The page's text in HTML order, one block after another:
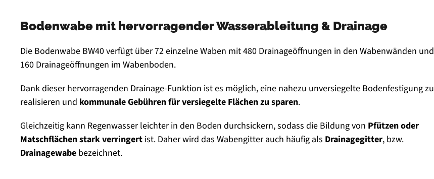
Bodenwabe mit hervorragender Wasserableitung & Drainage
Die Bodenwabe BW40 verfügt über 72 einzelne Waben mit 480 Drainageöffnungen in den Wabenwänden und
160 Drainageöffnungen im Wabenboden.
Dank dieser hervorragenden Drainage-Funktion ist es möglich, eine nahezu unversiegelte Bodenfestigung zu
realisieren und kommunale Gebühren für versiegelte Flächen zu sparen.
Gleichzeitig kann Regenwasser leichter in den Boden durchsickern, sodass die Bildung von Pfützen oder
Matschflächen stark verringert ist. Daher wird das Wabengitter auch häufig als Drainagegitter, bzw.
Drainagewabe bezeichnet.